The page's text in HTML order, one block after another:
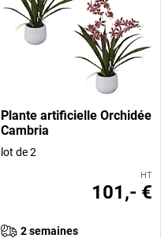
Plante artificielle Orchidée
Cambria
lot de 2
HT
101,- €
2 semaines